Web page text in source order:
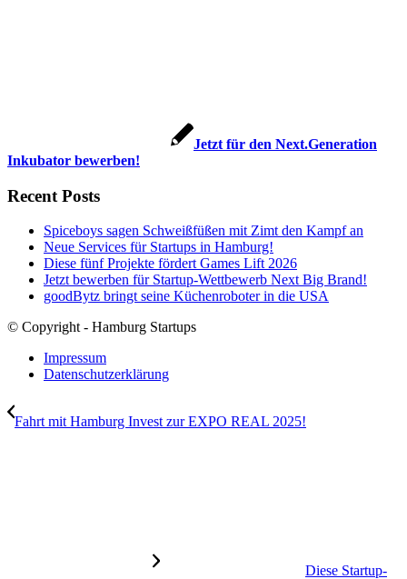
Jetzt für den Next.Generation
Inkubator bewerben!
Recent Posts
Spiceboys sagen Schweißfüßen mit Zimt den Kampf an
Neue Services für Startups in Hamburg!
Diese fünf Projekte fördert Games Lift 2026
Jetzt bewerben für Startup-Wettbewerb Next Big Brand!
goodBytz bringt seine Küchenroboter in die USA
© Copyright - Hamburg Startups
Impressum
Datenschutzerklärung
Fahrt mit Hamburg Invest zur EXPO REAL 2025!
Diese Startup-